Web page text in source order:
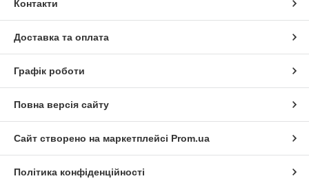
Контакти
Доставка та оплата
Графік роботи
Повна версія сайту
Сайт створено на маркетплейсі Prom.ua
Політика конфіденційності